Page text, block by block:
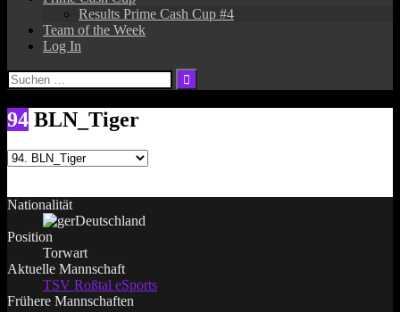
Results Prime Cash Cup #4
Team of the Week
Log In
Suchen
nach:
94 BLN_Tiger
Nationalität
Deutschland
Position
Torwart
Aktuelle Mannschaft
TSV Roßtal eSports
Frühere Mannschaften